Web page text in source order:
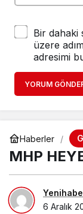
Bir dahaki
üzere
adresimi
YORUM
Haberler
MHP
6 Aralık